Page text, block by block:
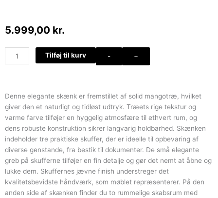
5.999,00 kr.
-
Skænk
med
og
3
skuffer
i
massivt
mangotræ
antal
+
Tilføj til kurv
Denne elegante skænk er fremstillet af solid mangotræ, hvilket
giver den et naturligt og tidløst udtryk. Træets rige tekstur og
varme farve tilføjer en hyggelig atmosfære til ethvert rum, og
dens robuste konstruktion sikrer langvarig holdbarhed. Skænken
indeholder tre praktiske skuffer, der er ideelle til opbevaring af
diverse genstande, fra bestik til dokumenter. De små elegante
greb på skufferne tilføjer en fin detalje og gør det nemt at åbne og
lukke dem. Skuffernes jævne finish understreger det
kvalitetsbevidste håndværk, som møblet repræsenterer. På den
anden side af skænken finder du to rummelige skabsrum med